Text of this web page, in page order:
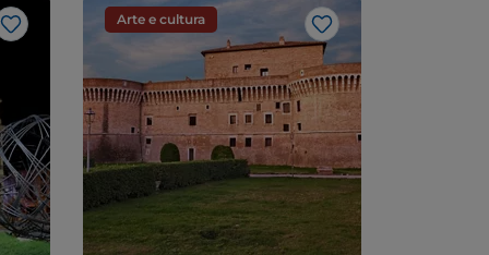
Like
Arte e cultura
Like